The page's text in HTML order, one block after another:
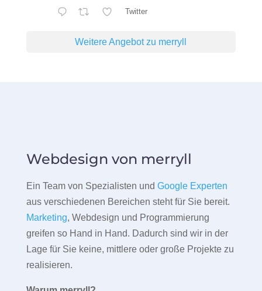
Twitter
Weitere Angebot zu merryll
Webdesign von merryll
Ein Team von Spezialisten und Google Experten
aus verschiedenen Bereichen steht für Sie bereit.
Marketing, Webdesign und Programmierung
greifen so Hand in Hand. Dadurch sind wir in der
Lage für Sie keine, mittlere oder große Projekte zu
realisieren.